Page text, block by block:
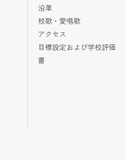
沿革
校歌・愛唱歌
アクセス
目標設定および学校評価
書